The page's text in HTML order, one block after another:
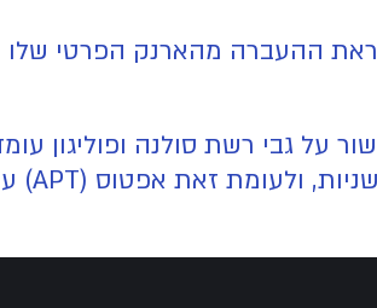
ההעברה מהארנק הפרטי שלו
ופוליגון עומד על כ7 וחצי שניות,